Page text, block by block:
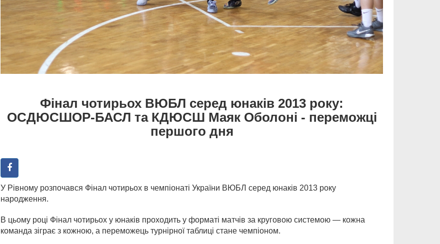
Фінал чотирьох ВЮБЛ серед юнаків 2013 року:
ОСДЮСШОР-БАСЛ та КДЮСШ Маяк Оболоні - переможці
першого дня
У Рівному розпочався Фінал чотирьох в чемпіонаті України ВЮБЛ серед юнаків 2013 року
народження.
В цьому році Фінал чотирьох у юнаків проходить у форматі матчів за круговою системою — кожна
команда зіграє з кожною, а переможець турнірної таблиці стане чемпіоном.